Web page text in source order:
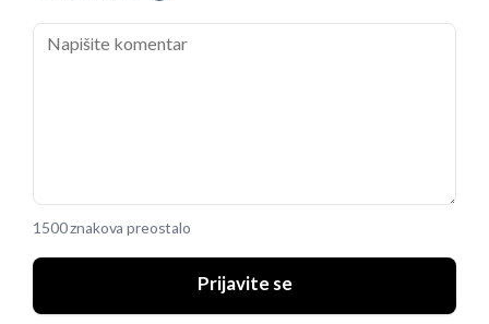
1500 znakova preostalo
Prijavite se